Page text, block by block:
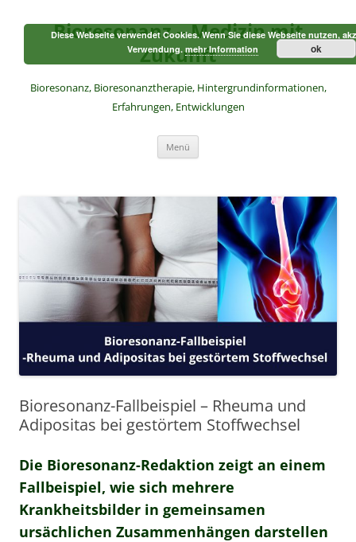
springenBioresonanz – Medizin mit
Zukunft
Bioresonanz, Bioresonanztherapie, Hintergrundinformationen,
Erfahrungen, Entwicklungen
Menü
Bioresonanz-Fallbeispiel – Rheuma und
Adipositas bei gestörtem Stoffwechsel
Die Bioresonanz-Redaktion zeigt an einem
Fallbeispiel, wie sich mehrere
Krankheitsbilder in gemeinsamen
ursächlichen Zusammenhängen darstellen
Diese Webseite verwendet Cookies. Wenn Sie diese Webseite nutzen,
Verwendung.mehr Information ok